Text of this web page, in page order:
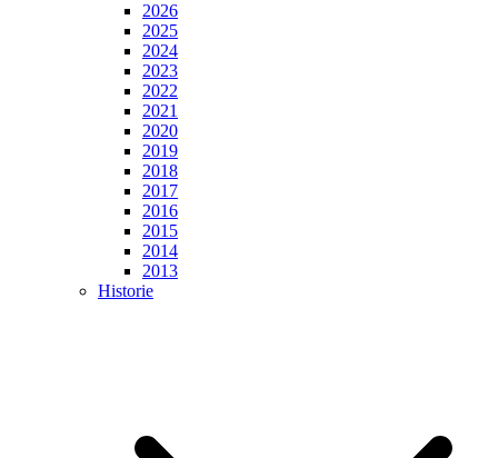
2026
2025
2024
2023
2022
2021
2020
2019
2018
2017
2016
2015
2014
2013
Historie